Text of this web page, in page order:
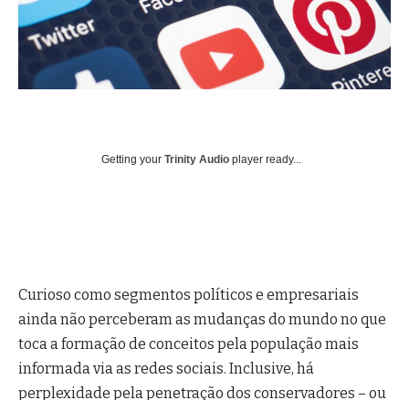
Getting your Trinity Audio player ready...
Curioso como segmentos políticos e empresariais
ainda não perceberam as mudanças do mundo no que
toca a formação de conceitos pela população mais
informada via as redes sociais. Inclusive, há
perplexidade pela penetração dos conservadores – ou